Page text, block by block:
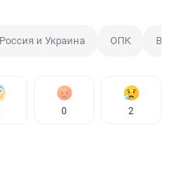
Россия и Украина ОПК
0 2